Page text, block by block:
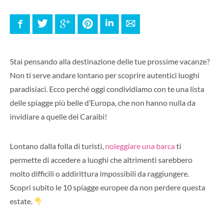
FacebookTwitter Google+ PinterestLinkedInE-mail
Stai pensando alla destinazione delle tue prossime vacanze?
Non ti serve andare lontano per scoprire autentici luoghi
paradisiaci. Ecco perché oggi condividiamo con te una lista
delle spiagge più belle d’Europa, che non hanno nulla da
invidiare a quelle dei Caraibi!
Lontano dalla folla di turisti, noleggiare una barca ti
permette di accedere a luoghi che altrimenti sarebbero
molto difficili o addirittura impossibili da raggiungere.
Scopri subito le 10 spiagge europee da non perdere questa
estate.